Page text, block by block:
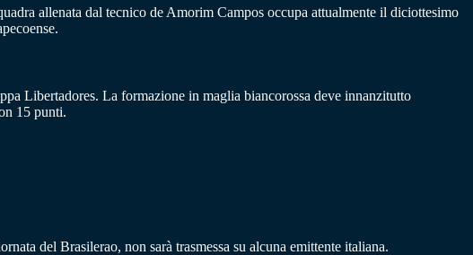
allenata dal tecnico de Amorim Campos occupa attualmente il diciottesimo
Libertadores. La formazione in maglia biancorossa deve innanzitutto
15 punti.
del Brasilerao, non sarà trasmessa su alcuna emittente italiana.